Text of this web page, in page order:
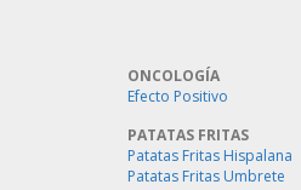
ONCOLOGÍA
Efecto Positivo
PATATAS FRITAS
Patatas Fritas Hispalana
Patatas Fritas Umbrete